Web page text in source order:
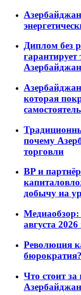
Диплом без
гарантирует
которая
почему
торговли
BP и
добычу на
Медиаобзор:
августа 2026
Революция
бюрократия?
Что стоит